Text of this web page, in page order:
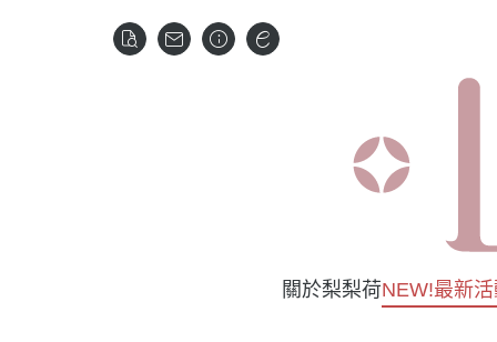
關於梨梨荷NEW!最新